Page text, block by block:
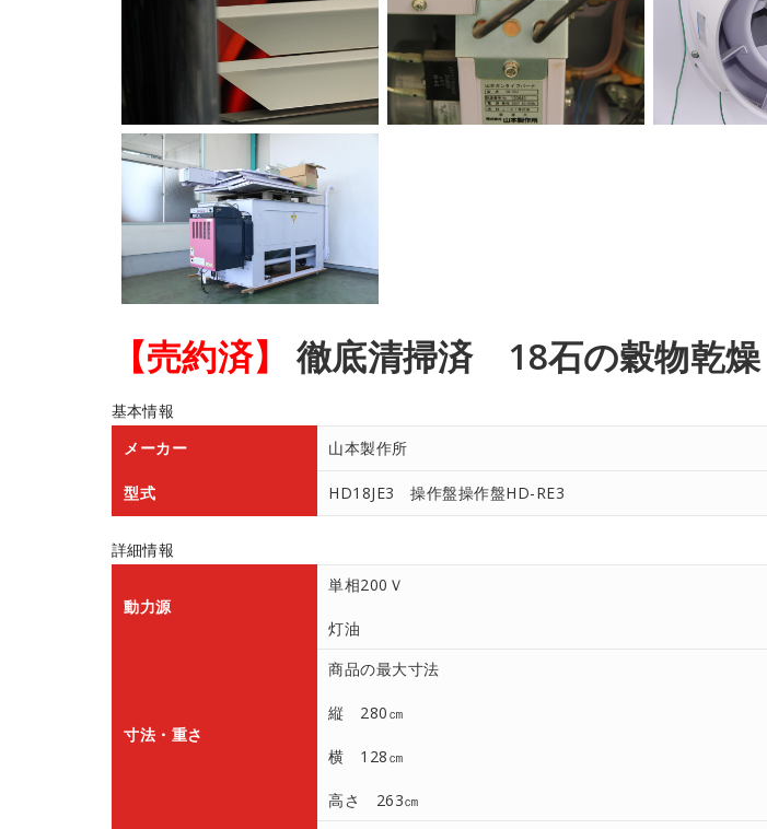
【売約済】 徹底清掃済 18石の穀物乾燥
基本情報
メーカー
山本製作所
型式 HD18JE3 操作盤操作盤HD-RE3
詳細情報
動力源
単相200Ｖ
灯油
寸法・重さ
商品の最大寸法
縦 280㎝
横 128㎝
高さ 263㎝